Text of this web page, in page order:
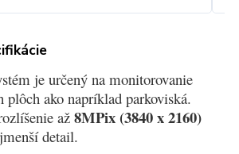
je určený na monitorovanie
plôch ako napríklad parkoviská.
až8MPix (3840 x 2160)
detail.